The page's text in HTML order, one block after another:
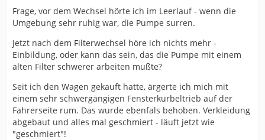
Frage, vor dem Wechsel hörte ich im Leerlauf - wenn die
Umgebung sehr ruhig war, die Pumpe surren.
Jetzt nach dem Filterwechsel höre ich nichts mehr -
Einbildung, oder kann das sein, das die Pumpe mit einem
alten Filter schwerer arbeiten mußte?
Seit ich den Wagen gekauft hatte, ärgerte ich mich mit
einem sehr schwergängigen Fensterkurbeltrieb auf der
Fahrerseite rum. Das wurde ebenfals behoben. Verkleidung
abgebaut und alles mal geschmiert - läuft jetzt wie
"geschmiert"!